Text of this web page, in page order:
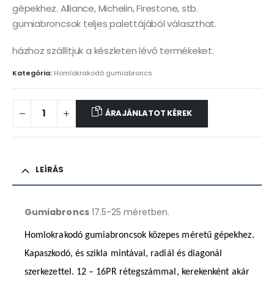
gépekhez. Alliance, Michelin, Firestone, stb.
gumiabroncsok teljes palettájából választhat.
házhoz szállítjuk a készleten lévő termékeket.
Kategória: Homlokrakodó gumiabroncs
ÁRAJÁNLATOT KÉREK
LEÍRÁS
Gumiabroncs17.5-25 méretben.
Homlokrakodó gumiabroncsok közepes méretű gépekhez.
Kapaszkodó, és szikla mintával, radiál és diagonál
szerkezettel. 12 – 16PR rétegszámmal, kerekenként akár